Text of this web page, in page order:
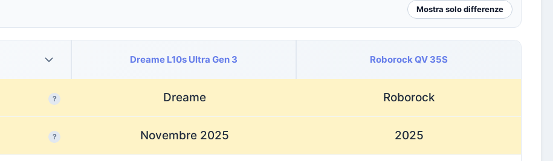
Mostra solo differenze
Dreame L10s Ultra Gen 3 Roborock QV 35S
? Dreame Roborock
? Novembre 2025 2025